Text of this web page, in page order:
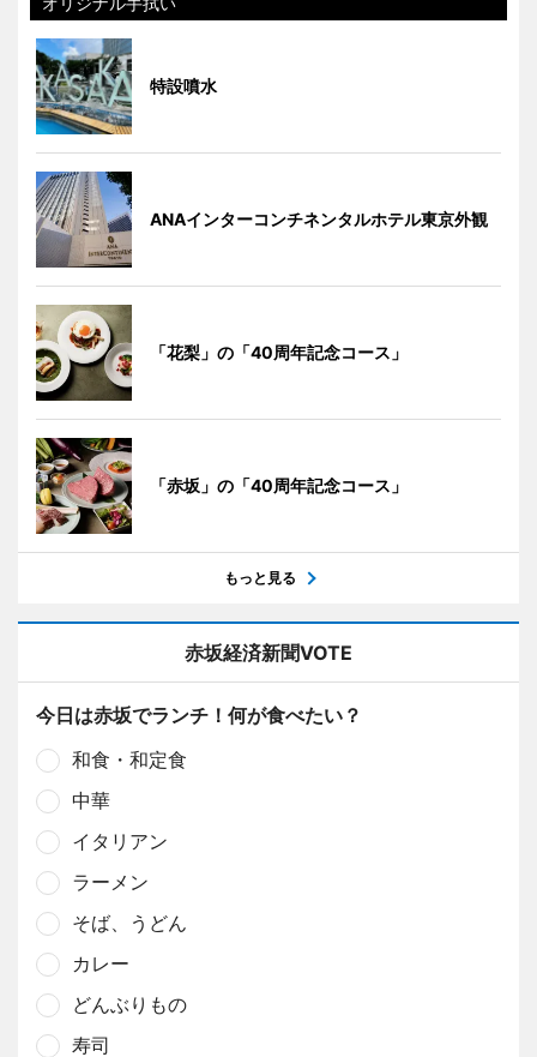
特設噴水
ANAインターコンチネンタルホテル東京外観
「花梨」の「40周年記念コース」
「赤坂」の「40周年記念コース」
もっと見る
赤坂経済新聞VOTE
今日は赤坂でランチ！何が食べたい？
和食・和定食
中華
イタリアン
ラーメン
そば、うどん
カレー
どんぶりもの
寿司